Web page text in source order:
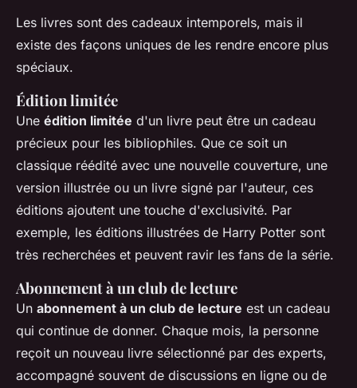
Les livres sont des cadeaux intemporels, mais il
existe des façons uniques de les rendre encore plus
spéciaux.
Édition limitée
Une édition limitée d'un livre peut être un cadeau
précieux pour les bibliophiles. Que ce soit un
classique réédité avec une nouvelle couverture, une
version illustrée ou un livre signé par l'auteur, ces
éditions ajoutent une touche d'exclusivité. Par
exemple, les éditions illustrées de Harry Potter sont
très recherchées et peuvent ravir les fans de la série.
Abonnement à un club de lecture
Un abonnement à un club de lecture est un cadeau
qui continue de donner. Chaque mois, la personne
reçoit un nouveau livre sélectionné par des experts,
accompagné souvent de discussions en ligne ou de